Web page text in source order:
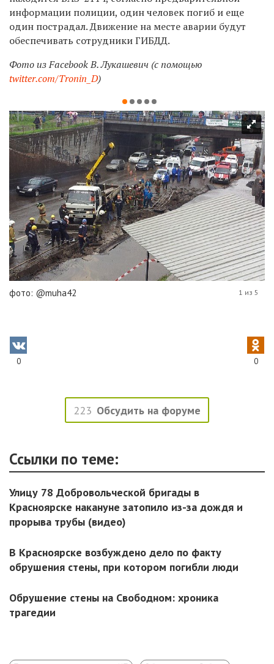
информации полиции, один человек погиб и еще
один пострадал. Движение на месте аварии будут
обеспечивать сотрудники ГИБДД.
Фото из Facebook В. Лукашевич (с помощью
twitter.com/Tronin_D)
фото: @muha42 1 из 5
0 0
223 Обсудить на форуме
Ссылки по теме:
Улицу 78 Добровольческой бригады в
Красноярске накануне затопило из-за дождя и
прорыва трубы (видео)
В Красноярске возбуждено дело по факту
обрушения стены, при котором погибли люди
Обрушение стены на Свободном: хроника
трагедии